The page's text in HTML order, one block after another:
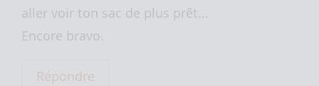
aller voir ton sac de plus prêt…
Encore bravo.
Répondre